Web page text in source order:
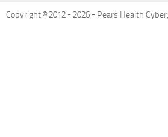
Copyright © 2012 -2026 - Pears Health